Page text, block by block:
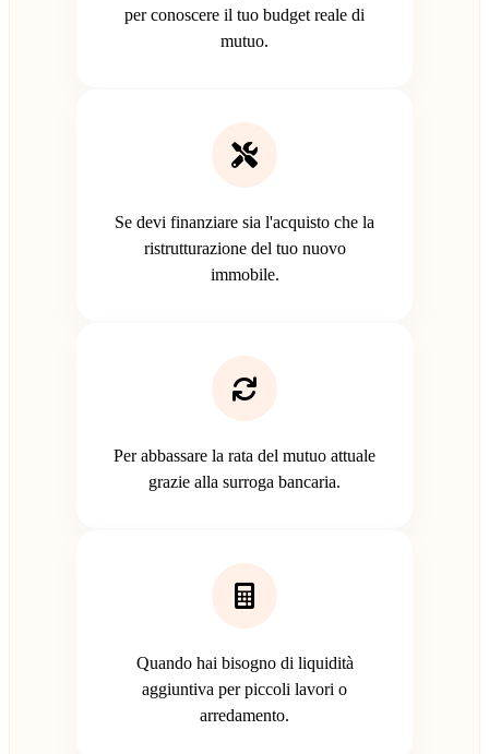
per conoscere il tuo budget reale di
mutuo.
Se devi finanziare sia l'acquisto che la
ristrutturazione del tuo nuovo
immobile.
Per abbassare la rata del mutuo attuale
grazie alla surroga bancaria.
Quando hai bisogno di liquidità
aggiuntiva per piccoli lavori o
arredamento.